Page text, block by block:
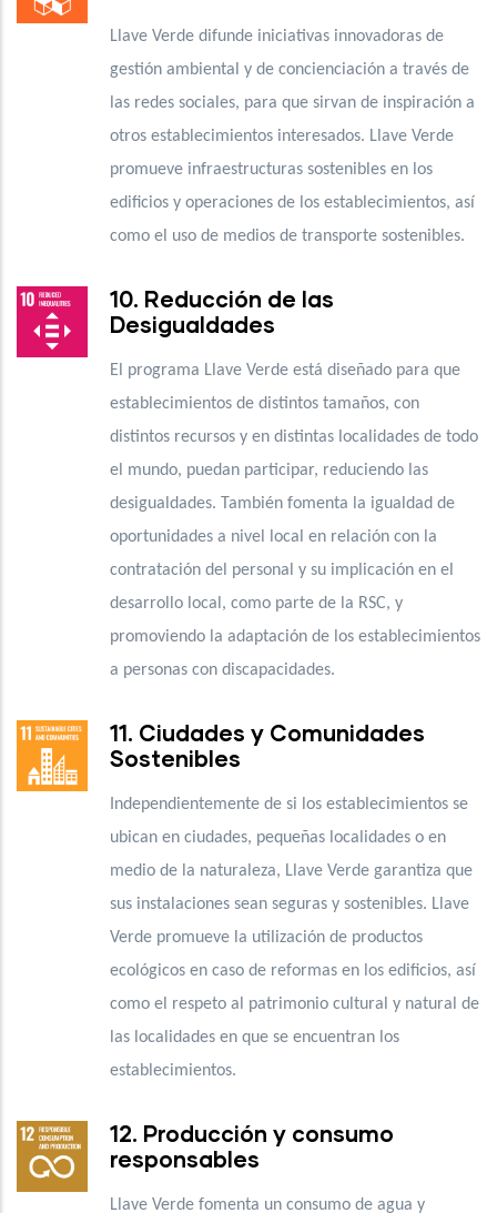
Llave Verde difunde iniciativas innovadoras de
gestión ambiental y de concienciación a través de
las redes sociales, para que sirvan de inspiración a
otros establecimientos interesados. Llave Verde
promueve infraestructuras sostenibles en los
edificios y operaciones de los establecimientos, así
como el uso de medios de transporte sostenibles.
10. Reducción de las
Desigualdades
El programa Llave Verde está diseñado para que
establecimientos de distintos tamaños, con
distintos recursos y en distintas localidades de todo
el mundo, puedan participar, reduciendo las
desigualdades. También fomenta la igualdad de
oportunidades a nivel local en relación con la
contratación del personal y su implicación en el
desarrollo local, como parte de la RSC, y
promoviendo la adaptación de los establecimientos
a personas con discapacidades.
11. Ciudades y Comunidades
Sostenibles
Independientemente de si los establecimientos se
ubican en ciudades, pequeñas localidades o en
medio de la naturaleza, Llave Verde garantiza que
sus instalaciones sean seguras y sostenibles. Llave
Verde promueve la utilización de productos
ecológicos en caso de reformas en los edificios, así
como el respeto al patrimonio cultural y natural de
las localidades en que se encuentran los
establecimientos.
12. Producción y consumo
responsables
Llave Verde fomenta un consumo de agua y